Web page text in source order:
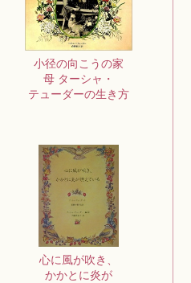
小径の向こうの家
母 ターシャ・
テューダーの生き方
心に風が吹き、
かかとに炎が